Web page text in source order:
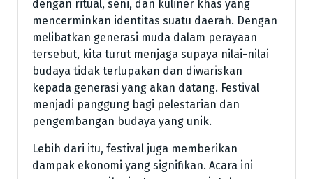
dengan ritual, seni, dan kuliner khas yang
mencerminkan identitas suatu daerah. Dengan
melibatkan generasi muda dalam perayaan
tersebut, kita turut menjaga supaya nilai-nilai
budaya tidak terlupakan dan diwariskan
kepada generasi yang akan datang. Festival
menjadi panggung bagi pelestarian dan
pengembangan budaya yang unik.
Lebih dari itu, festival juga memberikan
dampak ekonomi yang signifikan. Acara ini